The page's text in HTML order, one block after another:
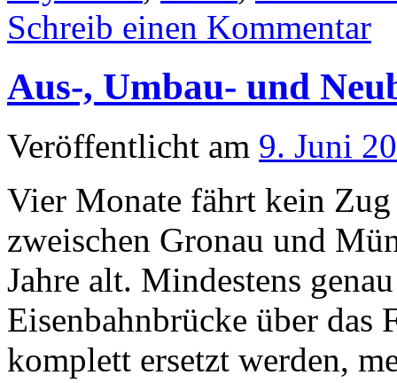
Schreib einen Kommentar
Aus-, Umbau- und
Veröffentlicht am 9. Juni
Vier Monate fährt kein
zweischen Gronau und
Jahre alt. Mindestens
Eisenbahnbrücke über das
komplett ersetzt werden,